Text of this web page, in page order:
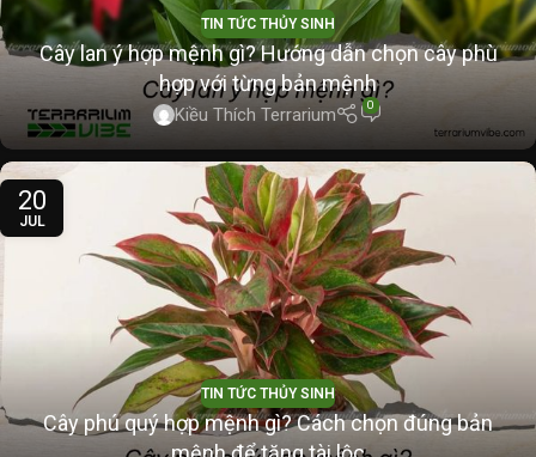
TIN TỨC THỦY SINH
Cây lan ý hợp mệnh gì? Hướng dẫn chọn cây phù
hợp với từng bản mệnh
Kiều Thích Terrarium 0
20
JUL
TIN TỨC THỦY SINH
Cây phú quý hợp mệnh gì? Cách chọn đúng bản